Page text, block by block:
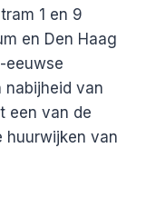
1 en 9
en Den Haag
eeuwse
nabijheid van
een van de
huurwijken van